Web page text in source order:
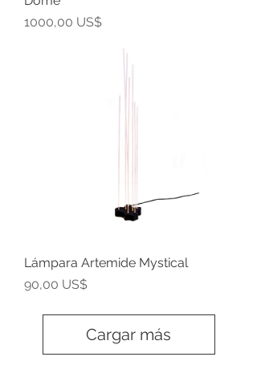
Precio
1000,00 US$
Lámpara Artemide Mystical
Precio
90,00 US$
Cargar más